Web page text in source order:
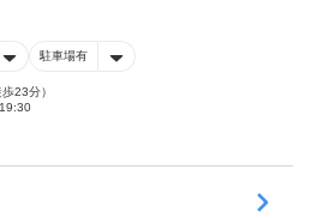
駐車場有
23分）